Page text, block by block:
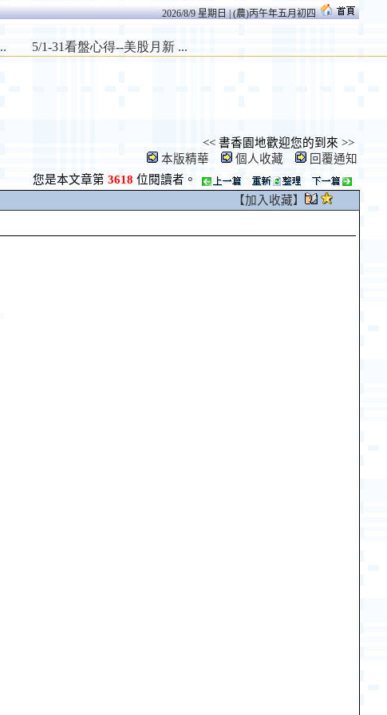
2026/8/9 星期日 | (農)丙午年五月初四
<< 書香園地歡迎您的到來 >>
本版精華
個人收藏
回覆通知
您是本文章第 3618 位閱讀者。
【加入收藏】